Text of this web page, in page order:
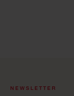
NEWSLETTER